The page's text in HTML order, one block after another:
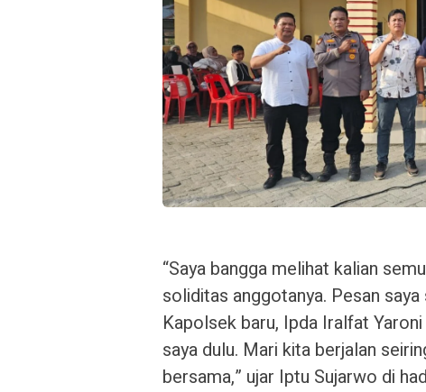
“Saya bangga melihat kalian
soliditas anggotanya. Pesan
Kapolsek baru, Ipda Iralfat
saya dulu. Mari kita berjalan
bersama,” ujar Iptu Sujarwo di